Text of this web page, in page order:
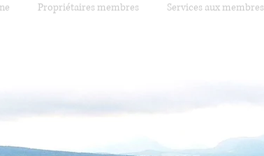
Propriétaires membres Services aux membres